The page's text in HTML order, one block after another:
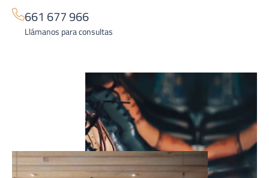
661 677 966
Llámanos para consultas